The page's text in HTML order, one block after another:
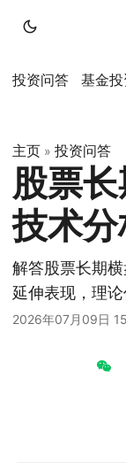
投资问答 基金投
主页 » 投资问答
股票
技术
解答股票长期
延伸表现，理论
2026年07月09日